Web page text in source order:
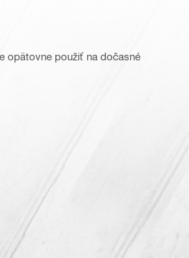
opätovne použiť na dočasné